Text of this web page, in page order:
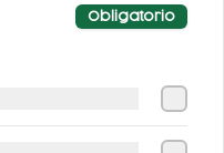
FANTA SIN AZUCAR
Obligatorio